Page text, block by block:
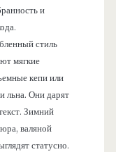
и
стиль
мягкие
кепи или
льна. Они дарят
Зимний
валяной
статусно.